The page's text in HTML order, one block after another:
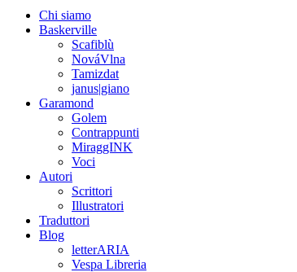
Chi siamo
Baskerville
Scafiblù
NováVlna
Tamizdat
janus|giano
Garamond
Golem
Contrappunti
MiraggINK
Voci
Autori
Scrittori
Illustratori
Traduttori
Blog
letterARIA
Vespa Libreria